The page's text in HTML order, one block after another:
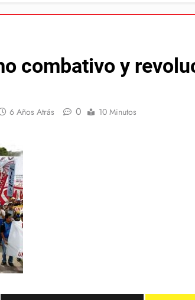
combativo y
6 Años Atrás 0 10 Minutos